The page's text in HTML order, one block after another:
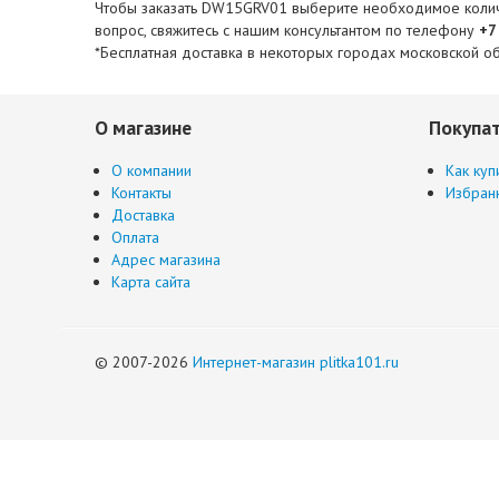
Чтобы заказать DW15GRV01 выберите необходимое
вопрос, свяжитесь с нашим консультантом по телефону
*Бесплатная доставка в некоторых городах московской
О магазине
О компании
Контакты
Доставка
Оплата
Адрес магазина
Карта сайта
Как
© 2007-2026 Интернет-магазин plitka101.ru